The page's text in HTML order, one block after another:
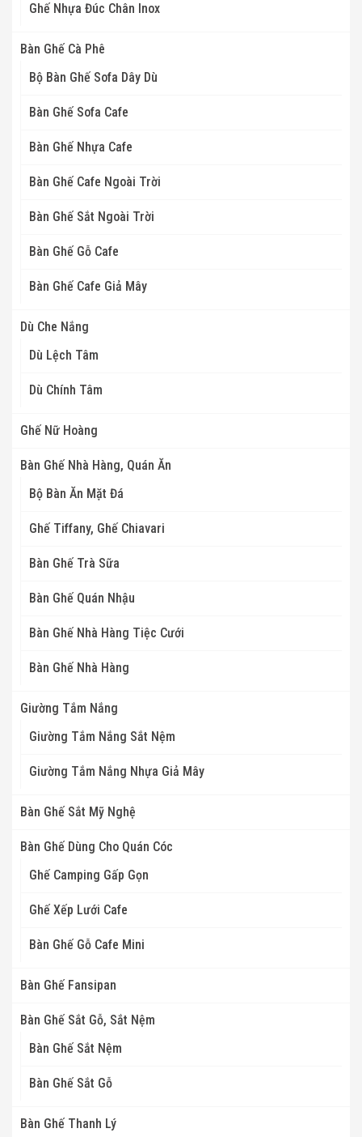
Ghế Nhựa Đúc Chân Inox
Bàn Ghế Cà Phê
Bộ Bàn Ghế Sofa Dây Dù
Bàn Ghế Sofa Cafe
Bàn Ghế Nhựa Cafe
Bàn Ghế Cafe Ngoài Trời
Bàn Ghế Sắt Ngoài Trời
Bàn Ghế Gỗ Cafe
Bàn Ghế Cafe Giả Mây
Dù Che Nắng
Dù Lệch Tâm
Dù Chính Tâm
Ghế Nữ Hoàng
Bàn Ghế Nhà Hàng, Quán Ăn
Bộ Bàn Ăn Mặt Đá
Ghế Tiffany, Ghế Chiavari
Bàn Ghế Trà Sữa
Bàn Ghế Quán Nhậu
Bàn Ghế Nhà Hàng Tiệc Cưới
Bàn Ghế Nhà Hàng
Giường Tắm Nắng
Giường Tắm Nắng Sắt Nệm
Giường Tắm Nắng Nhựa Giả Mây
Bàn Ghế Sắt Mỹ Nghệ
Bàn Ghế Dùng Cho Quán Cóc
Ghế Camping Gấp Gọn
Ghế Xếp Lưới Cafe
Bàn Ghế Gỗ Cafe Mini
Bàn Ghế Fansipan
Bàn Ghế Sắt Gỗ, Sắt Nệm
Bàn Ghế Sắt Nệm
Bàn Ghế Sắt Gỗ
Bàn Ghế Thanh Lý